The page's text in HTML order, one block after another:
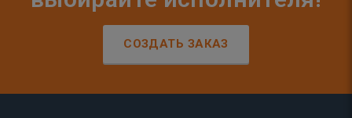
СОЗДАТЬ ЗАКАЗ